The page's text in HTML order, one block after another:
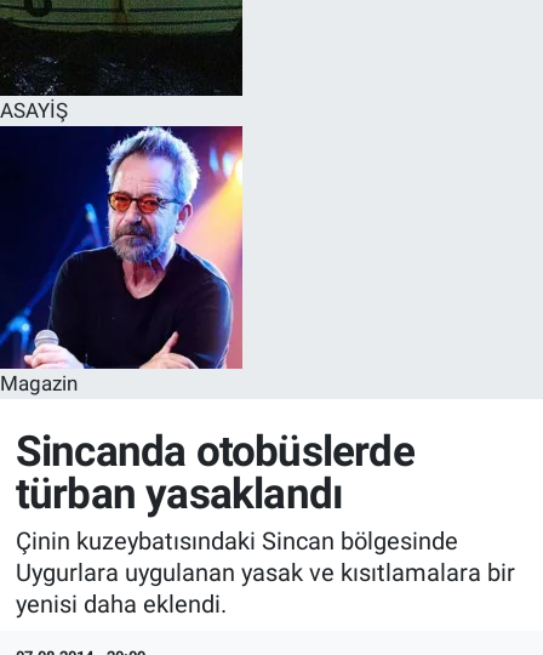
ASAYİŞ
Magazin
Sincanda otobüslerde
türban yasaklandı
Çinin kuzeybatısındaki Sincan bölgesinde
Uygurlara uygulanan yasak ve kısıtlamalara bir
yenisi daha eklendi.